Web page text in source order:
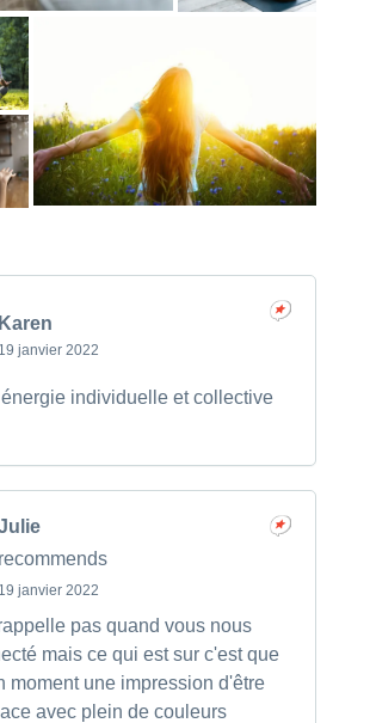
Karen
19 janvier 2022
individuelle et collective
recommends
19 janvier 2022
pas quand vous nous
mais ce qui est sur c'est que
moment une impression d'être
avec plein de couleurs